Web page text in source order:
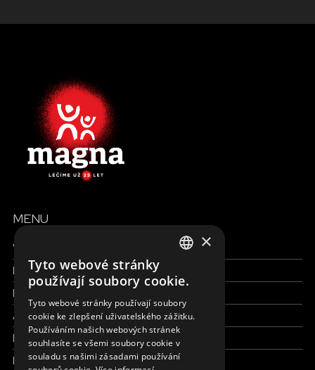
MENU
Všechny formy pomoci
Finance a reporty
Pracujte s námi
Aktuálně
Kdo jsme
Kde pracujeme
CZECH
×
Tyto webové stránky
používají soubory cookie.
Tyto webové stránky používají soubory
cookie ke zlepšení uživatelského zážitku.
Používáním našich webových stránek
souhlasíte se všemi soubory cookie v
souladu s našimi zásadami používání